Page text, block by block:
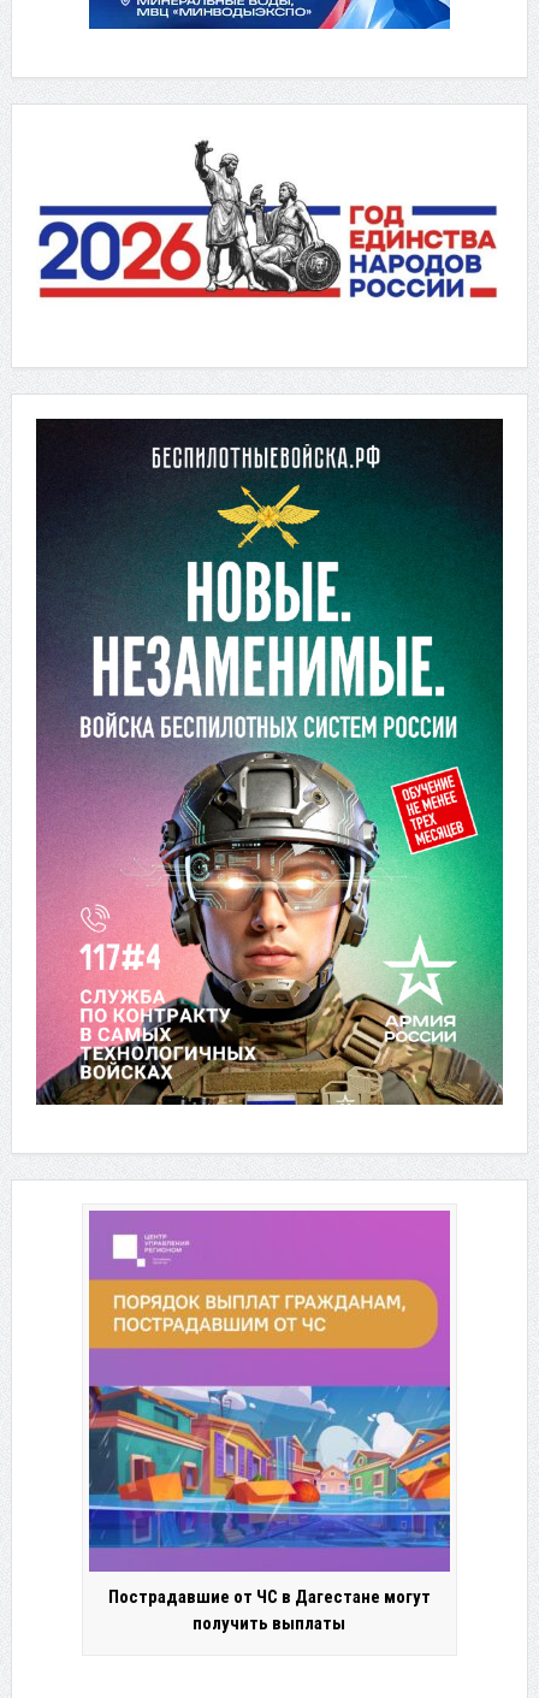
Пострадавшие от ЧС в Дагестане могут
получить выплаты